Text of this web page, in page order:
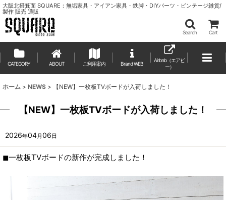
大阪北摂箕面 SQUARE：無垢家具・アイアン家具・鉄脚・DIYパーツ・ビンテージ雑貨/
製作 販売 通販
Search Cart
CATEGORY ABOUT ご利用案内
Airbnb（エアビ
ー）
ホーム > NEWS > 【NEW】一枚板TVボードが入荷しました！
【NEW】一枚板TVボードが入荷しました！
2026年04月06日
◼︎一枚板TVボードの新作が完成しました！